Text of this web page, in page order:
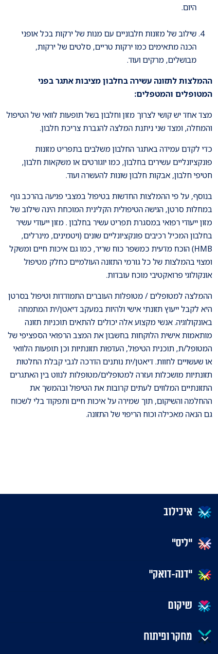
היום.
שילוב של מזונות חלבוניים עם מנות של ירקות בכל אופני
הכנה מתאימים כמו ירקות טריים, סלטים של ירקות,
מבושלים, מרקים ועוד.
ההמלצות לתזונה עשירה בחלבון מציבות אתגר בפני
המטופלים והמטפלים:
מצד אחד יש קושי לצרוך מזון וחלבון בשל תופעות לוואי של הטיפול
והמחלה, ומצד שני ניתנת המלצה להגברת צריכת חלבון.
כדי לקדם עמידה באתגר החלבון משלבים בתפריט מזונות
פונקציונליים עשירים בחלבון, כמו יוגורטים או משקאות חלבון,
חטיפי חלבון, אבקות חלבון שונות להעשרה ועוד.
בנוסף, על פי ההמלצות החדשות בטיפול במצבי פגיעה בהרכב גוף
במחלות סרטן, הגישה הטיפולית הקלינית המוכחת הינה שילוב של
מזון ייעודי רפואי במסגרת תפריט עשיר בחלבון . מזון ייעודי עשיר
בחלבון המכיל רכיבים פונקציונליים שונים (ויטמינים, מינרלים,
HMB) הוכח מדעית כמשפר כוח שריר, כמו גם איכות חיים ומשקל
ומצוי בהמלצות של כל גורמי התזונה העולמיים כחלק מטיפול
אונקולוגי פרואקטיבי מוכח עובדות.
ההמלצה למטופלים / מטופלות העוברים התמודדות וטיפול בסרטן
היא לקבל ייעוץ תזונתי אישי ולהיות במעקב דיאטן/ית המתמחה
באונקולוגיה. אנשי מקצוע אלה יכולים להתאים תוכניות תזונה
מותאמות אישית הלוקחות בחשבון את המצב הרפואי הספציפי של
המטופל/ת, תוכנית הטיפול, העדפות תזונתיות וכן תופעות הלוואי
או שעשויים לחוות. דיאטן/ית נותנים הדרכה לגבי קבלת החלטות
תזונתיות מושכלות ועזרה למטופלים/מטופלות לנווט בין האתגרים
התזונתיים המלווים לעתים קרובות את הטיפול ובהמשך את
ההחלמה והשיקום, תוך שמירה על איכות חיים ותפקוד בלי לשכוח
גם הנאה מאכילה וכוח הריפוי של התזונה.
איכילוב
"ליס"
"דנה-דואק"
שיקום
מחקר ופיתוח